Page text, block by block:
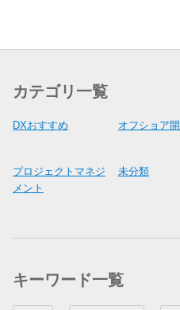
カテゴリ一覧
DXおすすめ オフショア
プロジェクトマネジ
メント
未分類
キーワード一覧